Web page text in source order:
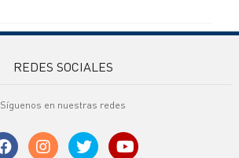
REDES SOCIALES
Síguenos en nuestras redes